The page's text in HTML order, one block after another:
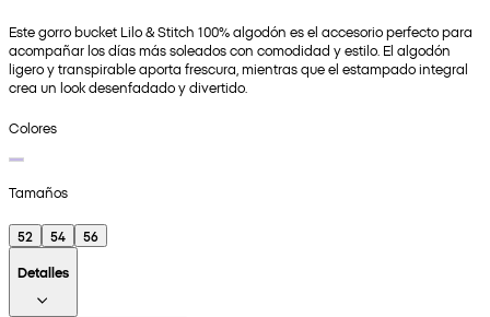
Este gorro bucket Lilo & Stitch 100% algodón es el accesorio perfecto para
acompañar los días más soleados con comodidad y estilo. El algodón
ligero y transpirable aporta frescura, mientras que el estampado integral
crea un look desenfadado y divertido.
Colores
Tamaños
52 54
56
Detalles